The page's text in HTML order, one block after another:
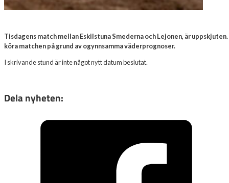
Tisdagens match mellan Eskilstuna Smederna och Lejonen, är
köra matchen på grund av ogynnsamma väderprognoser.
I skrivande stund är inte något nytt datum beslutat.
Dela nyheten: